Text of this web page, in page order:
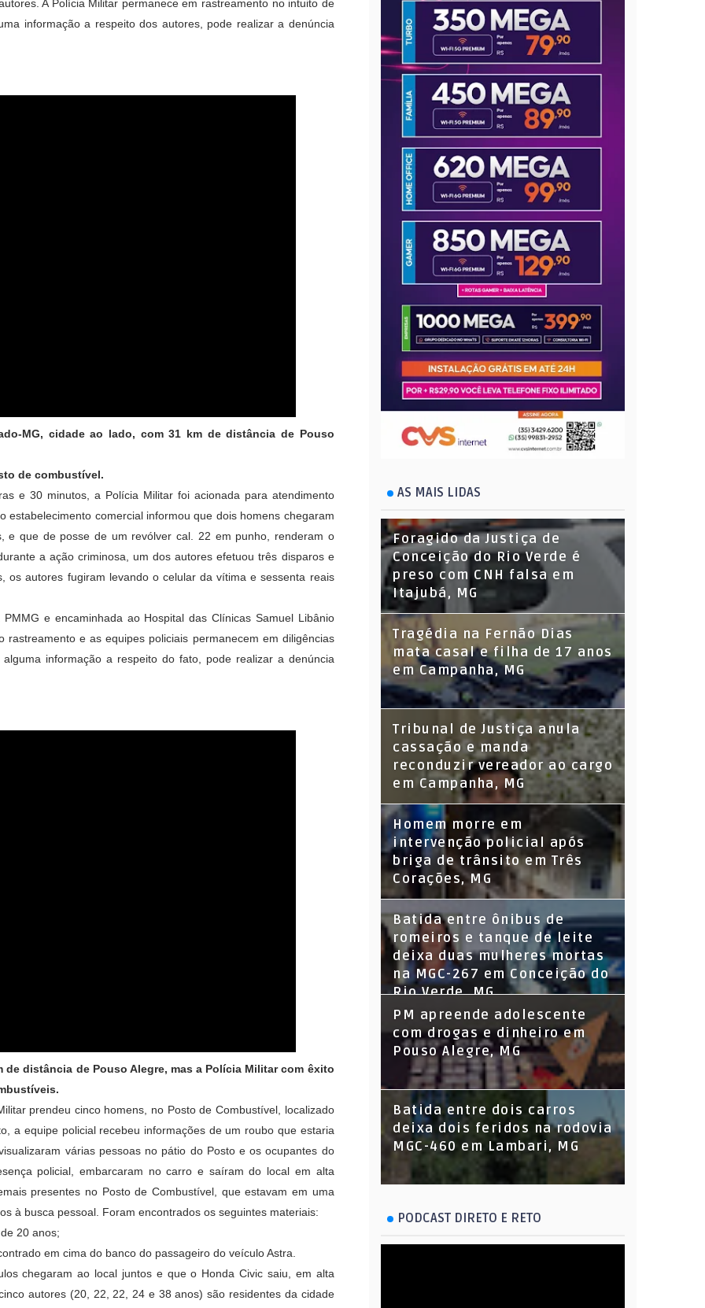
A Polícia Militar permanece em rastreamento no intuito de
informação a respeito dos autores, pode realizar a denúncia
MG, cidade ao lado, com 31 km de distância de Pouso
de combustível.
e 30 minutos, a Polícia Militar foi acionada para atendimento
comercial informou que dois homens chegaram
que de posse de um revólver cal. 22 em punho, renderam o
a ação criminosa, um dos autores efetuou três disparos e
os autores fugiram levando o celular da vítima e sessenta reais
e encaminhada ao Hospital das Clínicas Samuel Libânio
e as equipes policiais permanecem em diligências
informação a respeito do fato, pode realizar a denúncia
distância de Pouso Alegre, mas a Polícia Militar com êxito
prendeu cinco homens, no Posto de Combustível, localizado
a equipe policial recebeu informações de um roubo que estaria
várias pessoas no pátio do Posto e os ocupantes do
policial, embarcaram no carro e saíram do local em alta
presentes no Posto de Combustível, que estavam em uma
à busca pessoal. Foram encontrados os seguintes materiais:
20 anos;
em cima do banco do passageiro do veículo Astra.
chegaram ao local juntos e que o Honda Civic saiu, em alta
autores (20, 22, 22, 24 e 38 anos) são residentes da cidade
AS MAIS LIDAS
Foragido da Justiça de
Conceição do Rio Verde é
preso com CNH falsa em
Itajubá, MG
Tragédia na Fernão Dias
mata casal e filha de 17 anos
em Campanha, MG
Tribunal de Justiça anula
cassação e manda
reconduzir vereador ao cargo
em Campanha, MG
Homem morre em
intervenção policial após
briga de trânsito em Três
Corações, MG
Batida entre ônibus de
romeiros e tanque de leite
deixa duas mulheres mortas
na MGC-267 em Conceição do
Rio Verde, MG
PM apreende adolescente
com drogas e dinheiro em
Pouso Alegre, MG
Batida entre dois carros
deixa dois feridos na rodovia
MGC-460 em Lambari, MG
PODCAST DIRETO E RETO